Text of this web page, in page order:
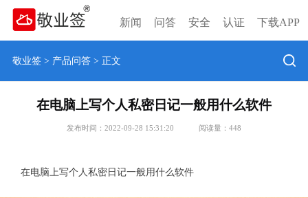
新闻 问答 安全 认证 下载APP
敬业签> 产品问答> 正文
在电脑上写个人私密日记一般用什么软件
发布时间：2022-09-28 15:31:20 阅读量： 448
在电脑上写个人私密日记一般用什么软件